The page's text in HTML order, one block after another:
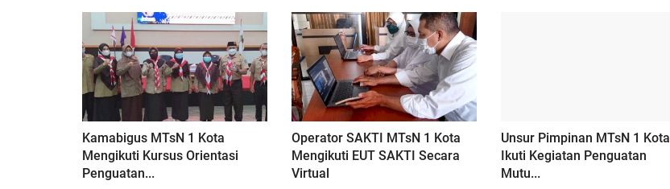
Kamabigus MTsN 1 Kota
Mengikuti Kursus Orientasi
Penguatan...
Operator SAKTI MTsN 1 Kota
Mengikuti EUT SAKTI Secara
Virtual
Unsur Pimpinan MTsN 1 Kota
Ikuti Kegiatan Penguatan
Mutu...